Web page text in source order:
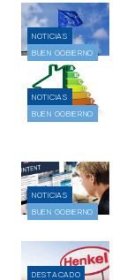
NOTICIAS
BUEN GOBIERNO
NOTICIAS
BUEN GOBIERNO
NOTICIAS
BUEN GOBIERNO
DESTACADO